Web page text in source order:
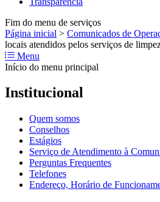
Fim do menu de serviços
Página inicial > Comunicados de
locais atendidos pelos serviços de
Menu
Início do menu principal
Institucional
Quem somos
Conselhos
Estágios
Serviço de Atendimento à
Perguntas Frequentes
Telefones
Endereço, Horário de